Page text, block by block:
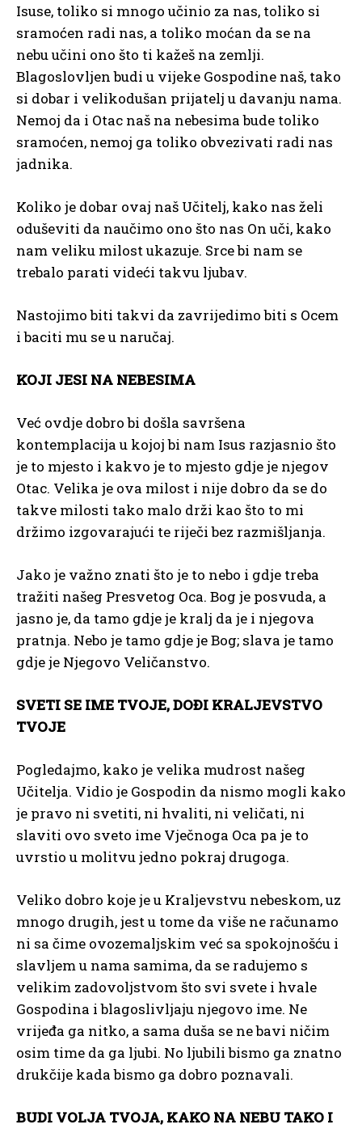
Isuse, toliko si mnogo učinio za nas, toliko si
sramoćen radi nas, a toliko moćan da se na
nebu učini ono što ti kažeš na zemlji.
Blagoslovljen budi u vijeke Gospodine naš, tako
si dobar i velikodušan prijatelj u davanju nama.
Nemoj da i Otac naš na nebesima bude toliko
sramoćen, nemoj ga toliko obvezivati radi nas
jadnika.
Koliko je dobar ovaj naš Učitelj, kako nas želi
oduševiti da naučimo ono što nas On uči, kako
nam veliku milost ukazuje. Srce bi nam se
trebalo parati videći takvu ljubav.
Nastojimo biti takvi da zavrijedimo biti s Ocem
i baciti mu se u naručaj.
KOJI JESI NA NEBESIMA
Već ovdje dobro bi došla savršena
kontemplacija u kojoj bi nam Isus razjasnio što
je to mjesto i kakvo je to mjesto gdje je njegov
Otac. Velika je ova milost i nije dobro da se do
takve milosti tako malo drži kao što to mi
držimo izgovarajući te riječi bez razmišljanja.
Jako je važno znati što je to nebo i gdje treba
tražiti našeg Presvetog Oca. Bog je posvuda, a
jasno je, da tamo gdje je kralj da je i njegova
pratnja. Nebo je tamo gdje je Bog; slava je tamo
gdje je Njegovo Veličanstvo.
SVETI SE IME TVOJE, DOĐI KRALJEVSTVO
TVOJE
Pogledajmo, kako je velika mudrost našeg
Učitelja. Vidio je Gospodin da nismo mogli kako
je pravo ni svetiti, ni hvaliti, ni veličati, ni
slaviti ovo sveto ime Vječnoga Oca pa je to
uvrstio u molitvu jedno pokraj drugoga.
Veliko dobro koje je u Kraljevstvu nebeskom, uz
mnogo drugih, jest u tome da više ne računamo
ni sa čime ovozemaljskim već sa spokojnošću i
slavljem u nama samima, da se radujemo s
velikim zadovoljstvom što svi svete i hvale
Gospodina i blagoslivljaju njegovo ime. Ne
vrijeđa ga nitko, a sama duša se ne bavi ničim
osim time da ga ljubi. No ljubili bismo ga znatno
drukčije kada bismo ga dobro poznavali.
BUDI VOLJA TVOJA, KAKO NA NEBU TAKO I